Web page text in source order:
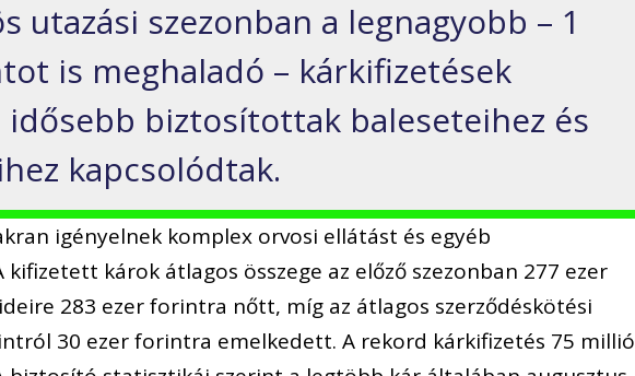
utazási szezonban a legnagyobb – 1
is meghaladó – kárkifizetések
idősebb biztosítottak baleseteihez és
kapcsolódtak.
igényelnek komplex orvosi ellátást és egyéb
kifizetett károk átlagos összege az előző szezonban 277 ezer
283 ezer forintra nőtt, míg az átlagos szerződéskötési
30 ezer forintra emelkedett. A rekord kárkifizetés 75 millió